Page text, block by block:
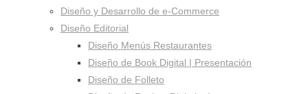
Diseño y Desarrollo de e-Commerce
Diseño Editorial
Diseño Menús Restaurantes
Diseño de Book Digital | Presentación
Diseño de Folleto